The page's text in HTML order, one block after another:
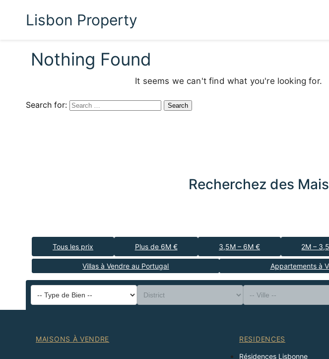
Lisbon Property
Nothing Found
It seems we can't find what you're looking for.
Search for:
Recherchez des
Tous les prix Plus de 6M € 3,5M – 6M € 2M –
Villas à Vendre au Portugal Appartements à
MAISONS À VENDRE RESIDENCES
Résidences Lisbonne